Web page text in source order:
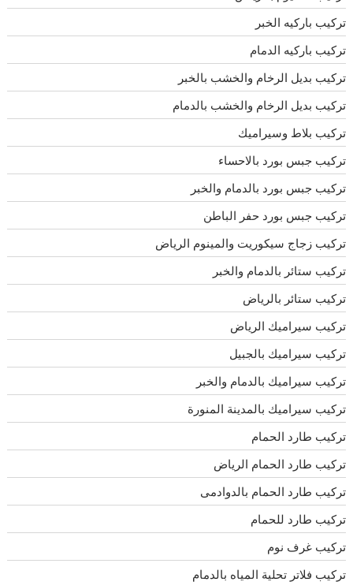
تركيب باركيه الخبر
تركيب باركيه الدمام
تركيب بديل الرخام والخشب بالخبر
تركيب بديل الرخام والخشب بالدمام
تركيب بلاط وسيراميك
تركيب جبس بورد بالاحساء
تركيب جبس بورد بالدمام والخبر
تركيب جبس بورد حفر الباطن
تركيب زجاج سيكوريت والمينوم الرياض
تركيب ستائر بالدمام والخبر
تركيب ستائر بالرياض
تركيب سيراميك الرياض
تركيب سيراميك بالجبيل
تركيب سيراميك بالدمام والخبر
تركيب سيراميك بالمدينة المنورة
تركيب طارد الحمام
تركيب طارد الحمام الرياض
تركيب طارد الحمام بالدوادمى
تركيب طارد للحمام
تركيب غرف نوم
تركيب فلاتر تحلية المياه بالدمام